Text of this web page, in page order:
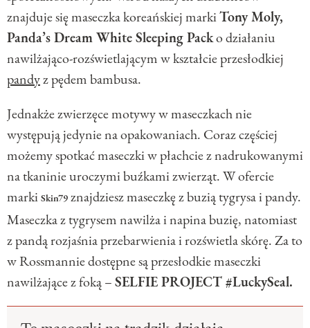
znajduje się maseczka koreańskiej markiTony Moly,
Panda’s Dream White Sleeping Packo działaniu
nawilżająco-rozświetlającym w kształcie przesłodkiej
pandyz pędem bambusa.
Jednakże zwierzęce motywy w maseczkach nie
występują jedynie na opakowaniach. Coraz częściej
możemy spotkać maseczki w płachcie z nadrukowanymi
na tkaninie uroczymi buźkami zwierząt. W ofercie
marki Skin79 znajdziesz maseczkę z buzią tygrysa i pandy.
Maseczka z tygrysem nawilża i napina buzię, natomiast
z pandą rozjaśnia przebarwienia i rozświetla skórę. Za to
w Rossmannie dostępne są przesłodkie maseczki
nawilżające z foką –SELFIE PROJECT #LuckySeal.